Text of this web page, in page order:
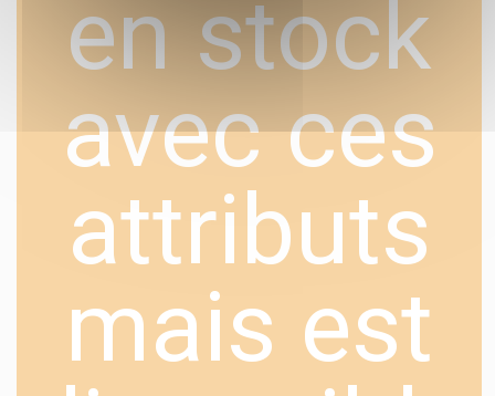
en stock
avec ces
attributs
mais est